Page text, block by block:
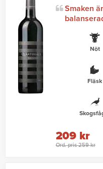
Smaken
Nöt
Fläsk
Ord. pris 259 kr
209 kr